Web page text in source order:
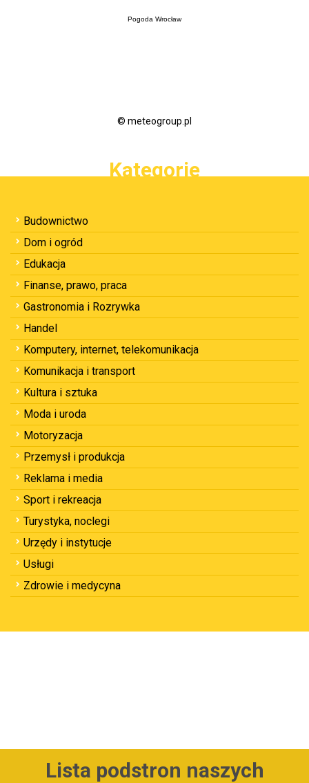
Pogoda Wrocław
© meteogroup.pl
Kategorie
Budownictwo
Dom i ogród
Edukacja
Finanse, prawo, praca
Gastronomia i Rozrywka
Handel
Komputery, internet, telekomunikacja
Komunikacja i transport
Kultura i sztuka
Moda i uroda
Motoryzacja
Przemysł i produkcja
Reklama i media
Sport i rekreacja
Turystyka, noclegi
Urzędy i instytucje
Usługi
Zdrowie i medycyna
Lista podstron naszych